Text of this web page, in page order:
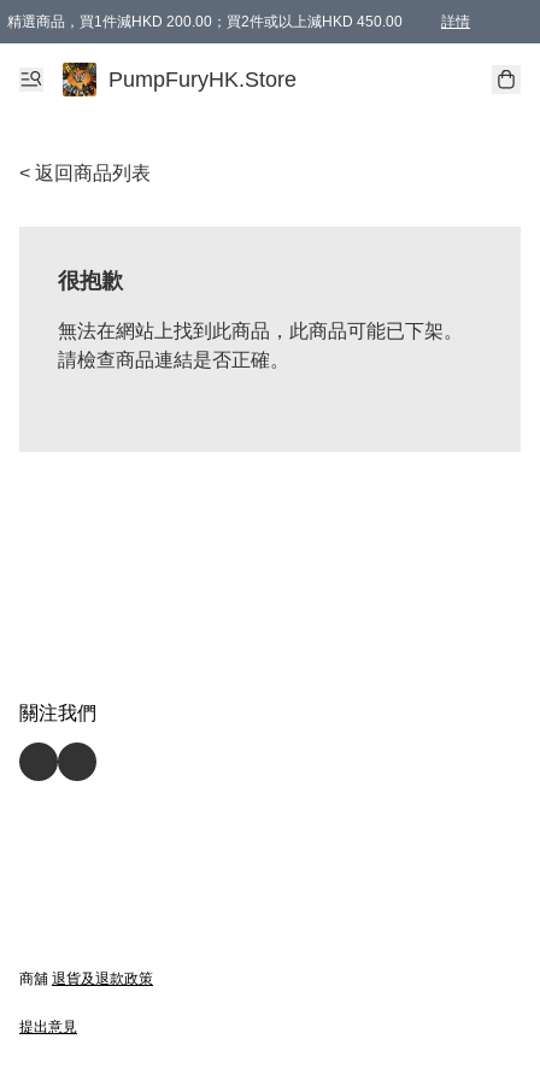
精選商品，買1件減HKD 200.00；買2件或以上減HKD 450.00 詳情
AAPE商品,會員專享9折或以上（按會員等級）AAPE products, members can
精選商品，任選買2件或以上減HKD 100.00
購物滿 HKD 800.00即享免運費優惠！（適用於 特定的送貨方式 )
PumpFuryHK.Store
< 返回商品列表
很抱歉
無法在網站上找到此商品，此商品可能已下架。
請檢查商品連結是否正確。
關注我們
商舖 退貨及退款政策
提出意見